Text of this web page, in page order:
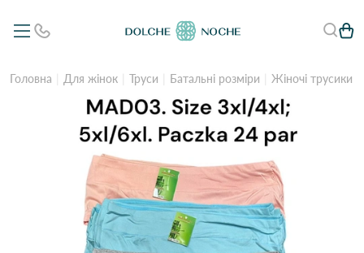
Головна Для жінок Труси Батальні розміри Жіночі трусики